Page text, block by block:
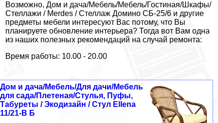
Возможно, Дом и дача/Мебель/Мебель/Гостиная/Шкафы/
Стеллажи / Merdes / Стеллаж Домино СБ-25/6 и другие
предметы мебели интересуют Вас потому, что Вы
планируете обновление интерьера? Тогда вот Вам одна
из наших полезных рекомендаций на случай ремонта:
Время работы: 10.00 - 20.00
Дом и дача/Мебель/Для дачи/Мебель
для сада/Плетеная/Стулья, Пуфы,
Табуреты / Экодизайн / Стул Ellena
11/21-В Б